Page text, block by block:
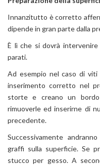
Innanzitutto è corretto
dipende in gran parte dalla
È lì che si dovrà intervenire
parati.
Ad esempio nel caso di
inserimento corretto nel
storte e creano un
rimuoverle ed inserirne di
precedente.
Successivamente
graffi sulla superficie. Se
stucco per gesso. A